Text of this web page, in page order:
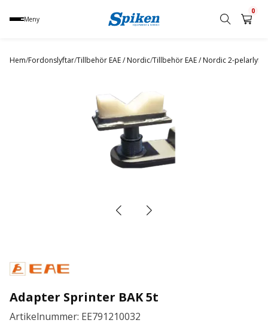
Meny
namn,
0
Hem/Fordonslyftar/Tillbehör EAE / Nordic/Tillbehör EAE / Nordic 2-
Adapter Sprinter BAK 5t
Artikelnummer: EE791210032